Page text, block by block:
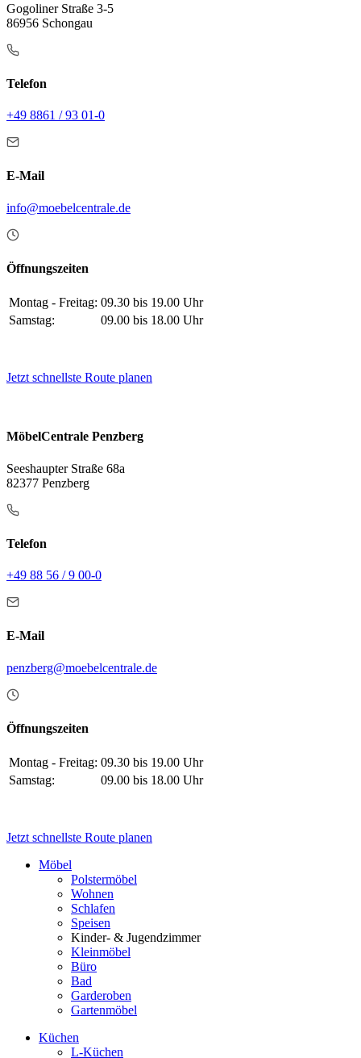
Gogoliner Straße 3-5
86956 Schongau
Telefon
+49 8861 / 93 01-0
E-Mail
info@moebelcentrale.de
Öffnungszeiten
Montag - Freitag: 09.30 bis 19.00 Uhr
Samstag:
09.00 bis 18.00 Uhr
Jetzt schnellste Route planen
MöbelCentrale Penzberg
Seeshaupter Straße 68a
82377 Penzberg
Telefon
+49 88 56 / 9 00-0
E-Mail
penzberg@moebelcentrale.de
Öffnungszeiten
Montag - Freitag: 09.30 bis 19.00 Uhr
Samstag:
09.00 bis 18.00 Uhr
Jetzt schnellste Route planen
Möbel
Polstermöbel
Wohnen
Schlafen
Speisen
Kinder- & Jugendzimmer
Kleinmöbel
Büro
Bad
Garderoben
Gartenmöbel
Küchen
L-Küchen